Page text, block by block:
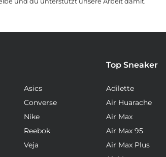
Asics
Converse
Nike
Reebok
Veja
Top Sneaker
Adilette
Air Huarache
Air Max
Air Max 95
Air Max Plus